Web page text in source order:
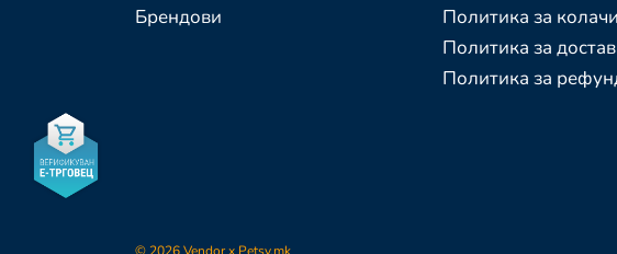
Брендови
Политика за
Политика за
Политика за